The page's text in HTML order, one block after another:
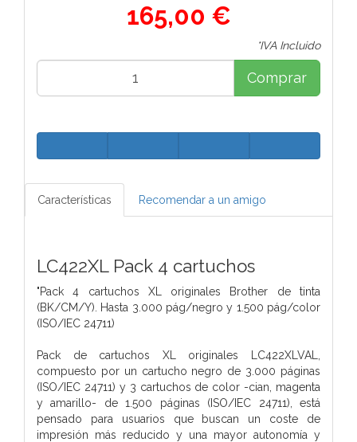
165,00 €
*IVA Incluido
Comprar
Características Recomendar a un amigo
LC422XL Pack 4 cartuchos
"Pack 4 cartuchos XL originales Brother de tinta
(BK/CM/Y). Hasta 3.000 pág/negro y 1.500 pág/color
(ISO/IEC 24711)
Pack de cartuchos XL originales LC422XLVAL,
compuesto por un cartucho negro de 3.000 páginas
(ISO/IEC 24711) y 3 cartuchos de color -cian, magenta
y amarillo- de 1.500 páginas (ISO/IEC 24711), está
pensado para usuarios que buscan un coste de
impresión más reducido y una mayor autonomía y